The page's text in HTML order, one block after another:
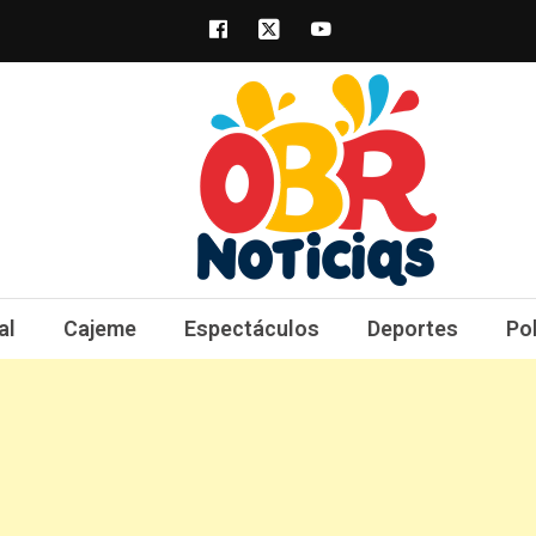
obrnoticias.com
obr noticias noticias, entretenimiento y
Cajeme Espectáculos Deportes